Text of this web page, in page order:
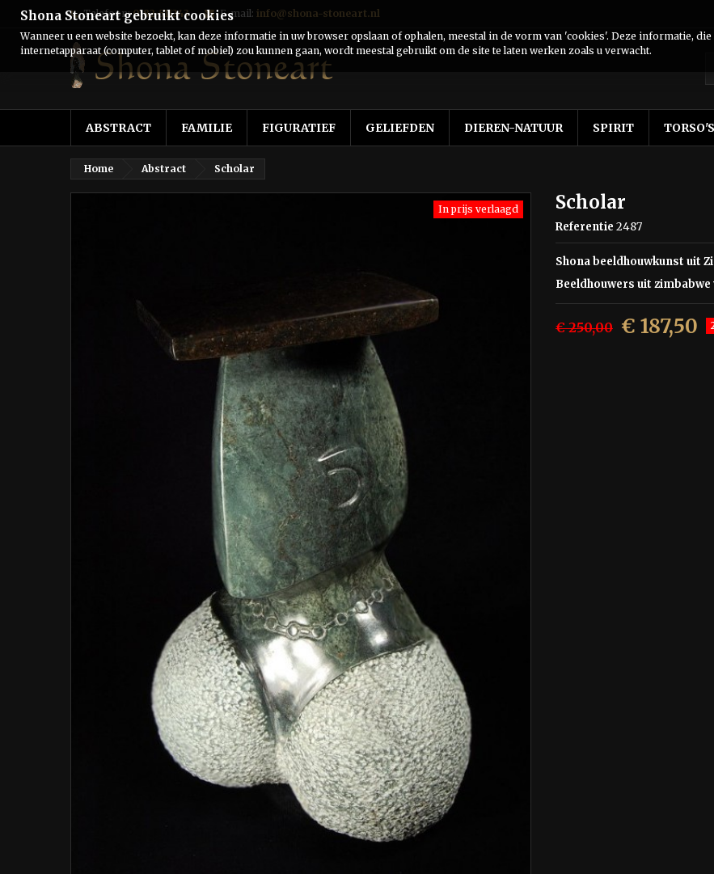
Telefoon: 0182-511243 E-mail: info@shona-stoneart.nl
ABSTRACT FAMILIE FIGURATIEF GELIEFDEN DIEREN-NATUUR SPIRIT
Home Abstract Scholar
In prijs verlaagd Scholar
Referentie 2487
Shona beeldhouwkunst uit
Beeldhouwers uit
€ 250,00 € 187,50
Shona Stoneart gebruikt cookies
Wanneer u een website bezoekt, kan deze informatie in uw browser opslaan of ophalen, meestal in de vorm van 'cookies'. Deze informatie,
internetapparaat (computer, tablet of mobiel) zou kunnen gaan, wordt meestal gebruikt om de site te laten werken zoals u verwacht.